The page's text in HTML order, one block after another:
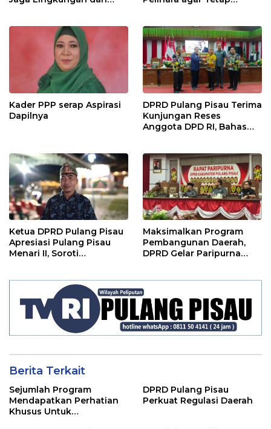
Kader PPP serap Aspirasi
Dapilnya
DPRD Pulang Pisau Terima
Kunjungan Reses
Anggota DPD RI, Bahas
Ketua DPRD Pulang Pisau
Apresiasi Pulang Pisau
Menari II, Soroti
Maksimalkan Program
Pembangunan Daerah,
DPRD Gelar Paripurna
Berita Terkait
Sejumlah Program
Mendapatkan Perhatian
Khusus Untuk
DPRD Pulang Pisau
Perkuat Regulasi Daerah